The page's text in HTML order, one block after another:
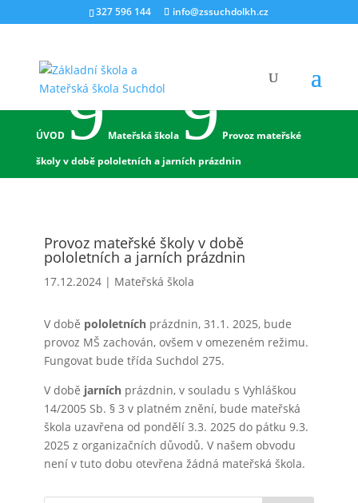
327 596 144 info@zssuchdolkh.cz
ÚVOD9 Mateřská škola9 Provoz mateřské
školy v době pololetních a jarních prázdnin
Provoz mateřské školy v době
pololetních a jarních prázdnin
17.12.2024| Mateřská škola
V době pololetníchprázdnin, 31.1. 2025, bude
provoz MŠ zachován, ovšem v omezeném režimu.
Fungovat bude třída Suchdol 275.
V době jarníchprázdnin, v souladu s Vyhláškou
14/2005 Sb. § 3 v platném znění, bude mateřská
škola uzavřena od pondělí 3.3. 2025 do pátku 9.3.
2025 z organizačních důvodů. V našem obvodu
není v tuto dobu otevřena žádná mateřská škola.